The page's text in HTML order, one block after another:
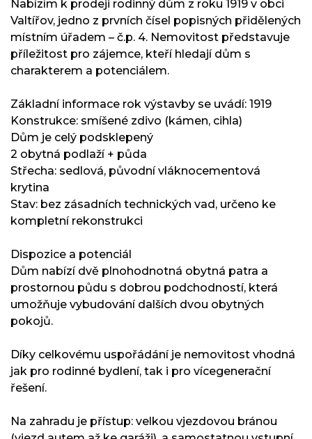
Nabízím k prodeji rodinný dům z roku 1919 v obci
Valtířov, jedno z prvních čísel popisných přidělených
místním úřadem – č.p. 4. Nemovitost představuje
příležitost pro zájemce, kteří hledají dům s
charakterem a potenciálem.
Základní informace rok výstavby se uvádí: 1919
Konstrukce: smíšené zdivo (kámen, cihla)
Dům je celý podsklepený
2 obytná podlaží + půda
Střecha: sedlová, původní vláknocementová
krytina
Stav: bez zásadních technických vad, určeno ke
kompletní rekonstrukci
Dispozice a potenciál
Dům nabízí dvě plnohodnotná obytná patra a
prostornou půdu s dobrou podchodností, která
umožňuje vybudování dalších dvou obytných
pokojů.
Díky celkovému uspořádání je nemovitost vhodná
jak pro rodinné bydlení, tak i pro vícegenerační
řešení.
Na zahradu je přístup: velkou vjezdovou bránou